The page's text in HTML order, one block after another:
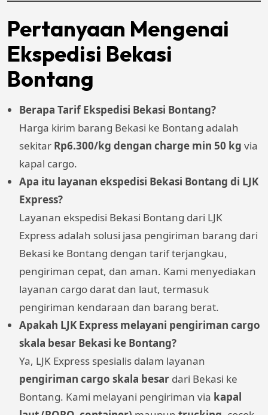
Pertanyaan Mengenai
Ekspedisi Bekasi
Bontang
Berapa Tarif Ekspedisi Bekasi Bontang?
Harga kirim barang Bekasi ke Bontang adalah
sekitar Rp6.300/kg dengan charge min 50 kg via
kapal cargo.
Apa itu layanan ekspedisi Bekasi Bontang di LJK
Express?
Layanan ekspedisi Bekasi Bontang dari LJK
Express adalah solusi jasa pengiriman barang dari
Bekasi ke Bontang dengan tarif terjangkau,
pengiriman cepat, dan aman. Kami menyediakan
layanan cargo darat dan laut, termasuk
pengiriman kendaraan dan barang berat.
Apakah LJK Express melayani pengiriman cargo
skala besar Bekasi ke Bontang?
Ya, LJK Express spesialis dalam layanan
pengiriman cargo skala besar dari Bekasi ke
Bontang. Kami melayani pengiriman via kapal